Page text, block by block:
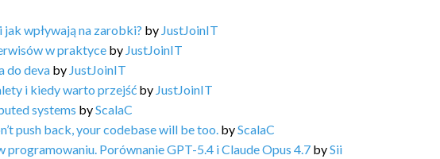
wpływają na zarobki? by JustJoinIT
w praktyce by JustJoinIT
do deva by JustJoinIT
i kiedy warto przejść by JustJoinIT
systems byScalaC
push back, your codebase will be too. byScalaC
Porównanie GPT-5.4 i Claude Opus 4.7 bySii